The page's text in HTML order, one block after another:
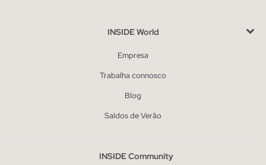
INSIDE World
Empresa
Trabalha connosco
Blog
Saldos de Verão
INSIDE Community